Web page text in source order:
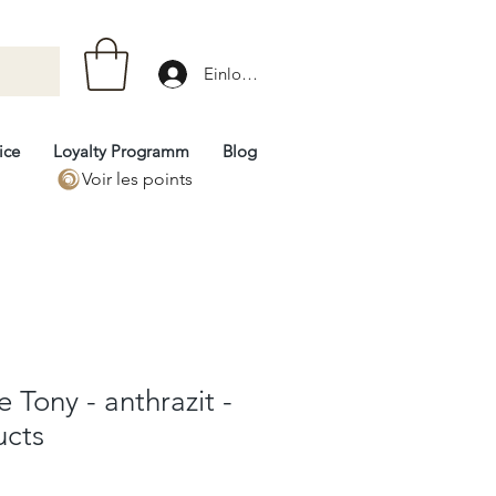
Einloggen
Loyalty Programm
Blog
Voir les points
Tony - anthrazit -